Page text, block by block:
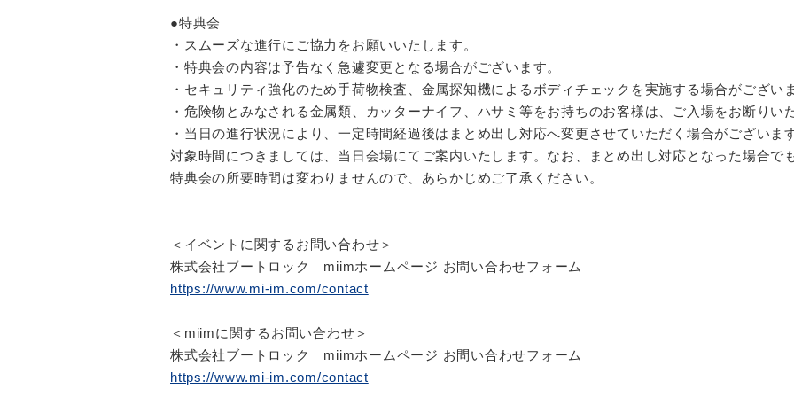
●特典会
・スムーズな進行にご協力をお願いいたします。
・特典会の内容は予告なく急遽変更となる場合がございます。
・セキュリティ強化のため手荷物検査、金属探知機によるボディチェックを実施する場合がござい
・危険物とみなされる金属類、カッターナイフ、ハサミ等をお持ちのお客様は、ご入場をお断りい
・当日の進行状況により、一定時間経過後はまとめ出し対応へ変更させていただく場合がございます
対象時間につきましては、当日会場にてご案内いたします。なお、まとめ出し対応となった場合でも
特典会の所要時間は変わりませんので、あらかじめご了承ください。
＜イベントに関するお問い合わせ＞
株式会社ブートロック miimホームページ お問い合わせフォーム
https://www.mi-im.com/contact
＜miimに関するお問い合わせ＞
株式会社ブートロック miimホームページ お問い合わせフォーム
https://www.mi-im.com/contact